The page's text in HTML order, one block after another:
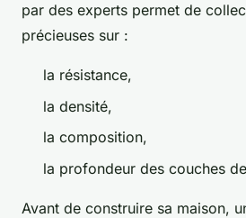
par des experts permet de
précieuses sur :
la résistance,
la densité,
la composition,
la profondeur des couches
Avant de construire sa maison,